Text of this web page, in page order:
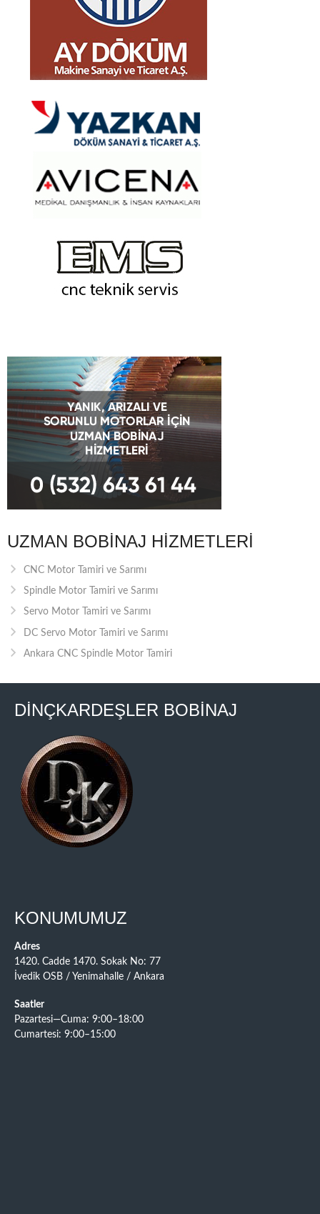
UZMAN BOBINAJ HIZMETLERI
CNC Motor Tamiri ve Sarımı
Spindle Motor Tamiri ve Sarımı
Servo Motor Tamiri ve Sarımı
DC Servo Motor Tamiri ve Sarımı
Ankara CNC Spindle Motor Tamiri
DİNÇKARDEŞLER BOBİNAJ
KONUMUMUZ
Adres
1420. Cadde 1470. Sokak No: 77
İvedik OSB / Yenimahalle / Ankara
Saatler
Pazartesi—Cuma: 9:00–18:00
Cumartesi: 9:00–15:00